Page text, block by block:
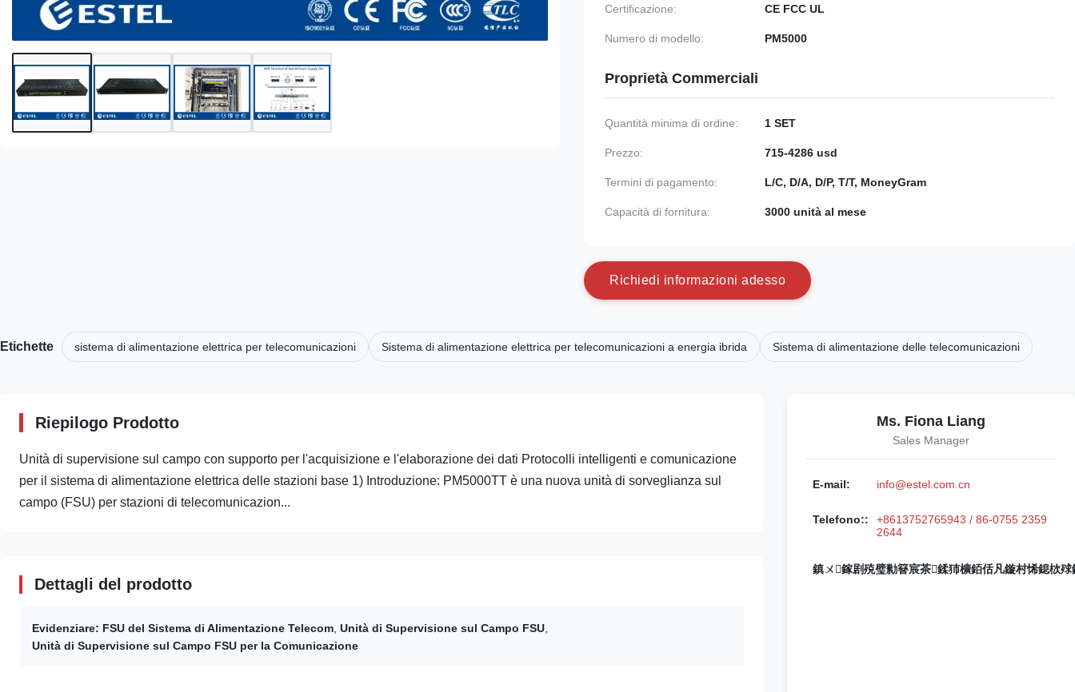
Certificazione: CE FCC UL
Numero di modello: PM5000
Proprietà Commerciali
Quantità minima di ordine: 1 SET
Prezzo: 715-4286 usd
Termini di pagamento: L/C, D/A, D/P, T/T, MoneyGram
Capacità di fornitura: 3000 unità al mese
Richied i informazioni adesso
Etichette sistema di alimentazione elettrica per telecomunicazioni Sistema di alimentazione elettrica per telecomunicazioni a energia ibrida Sistema di alimentazione delle telecomunicazioni
Riepilogo Prodotto
Unità di supervisione sul campo con supporto per l'acquisizione e l'elaborazione dei dati Protocolli intelligenti e comunicazione
per il sistema di alimentazione elettrica delle stazioni base 1) Introduzione: PM5000TT è una nuova unità di sorveglianza sul
campo (FSU) per stazioni di telecomunicazion...
Dettagli del prodotto
Evidenziare: FSU del Sistema di Alimentazione Telecom Unità di Supervisione sul Campo FSU
Unità di Supervisione sul Campo FSU per la Comunicazione
Ms. Fiona Liang
Sales Manager
E-mail: info@estel.com.cn
Telefono::
+8613752765943 / 86-0755 2359
2644
鎮ㄨ鎵剧殑璧勬簮宸茶鍒犻櫎銆佸凡鏇村悕鎴栨